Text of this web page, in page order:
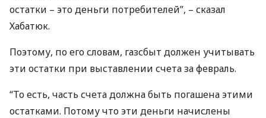
остатки – это деньги потребителей”, – сказал
Хабатюк.
Поэтому, по его словам, газсбыт должен учитывать
эти остатки при выставлении счета за февраль.
“То есть, часть счета должна быть погашена этими
остатками. Потому что эти деньги начислены